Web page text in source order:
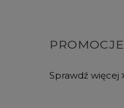
PROMOCJE
Sprawdź więcej